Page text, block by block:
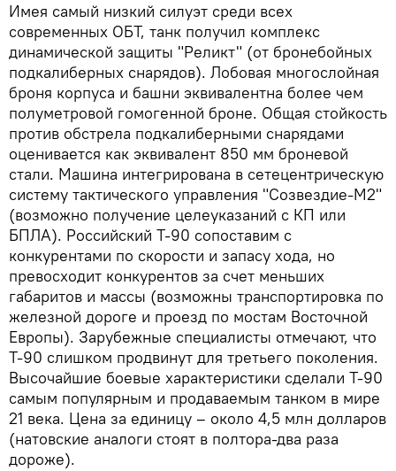
Имея самый низкий силуэт среди всех
современных ОБТ, танк получил комплекс
динамической защиты "Реликт" (от бронебойных
подкалиберных снарядов). Лобовая многослойная
броня корпуса и башни эквивалентна более чем
полуметровой гомогенной броне. Общая стойкость
против обстрела подкалиберными снарядами
оценивается как эквивалент 850 мм броневой
стали. Машина интегрирована в сетецентрическую
систему тактического управления "Созвездие-М2"
(возможно получение целеуказаний с КП или
БПЛА). Российский Т-90 сопоставим с
конкурентами по скорости и запасу хода, но
превосходит конкурентов за счет меньших
габаритов и массы (возможны транспортировка по
железной дороге и проезд по мостам Восточной
Европы). Зарубежные специалисты отмечают, что
Т-90 слишком продвинут для третьего поколения.
Высочайшие боевые характеристики сделали Т-90
самым популярным и продаваемым танком в мире
21 века. Цена за единицу – около 4,5 млн долларов
(натовские аналоги стоят в полтора-два раза
дороже).